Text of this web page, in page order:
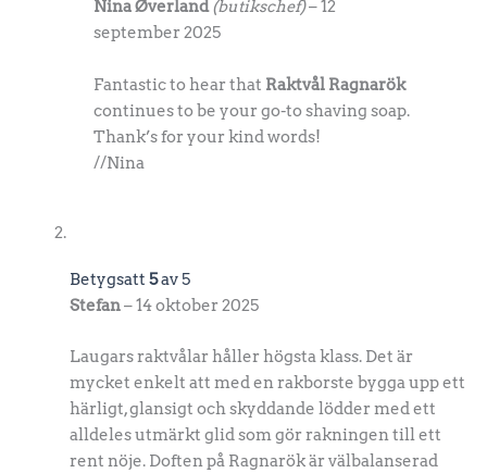
Nina Øverland(butikschef)–12
september 2025
Fantastic to hear that Raktvål Ragnarök
continues to be your go-to shaving soap.
Thank’s for your kind words!
//Nina
Betygsatt 5av 5
Stefan–14 oktober 2025
Laugars raktvålar håller högsta klass. Det är
mycket enkelt att med en rakborste bygga upp ett
härligt, glansigt och skyddande lödder med ett
alldeles utmärkt glid som gör rakningen till ett
rent nöje. Doften på Ragnarök är välbalanserad